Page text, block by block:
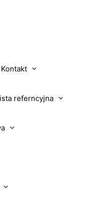
Kontakt
referncyjna